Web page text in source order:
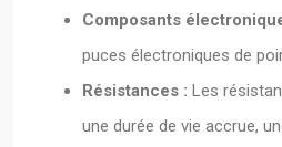
Composants
puces électroniques de
Résistances : Les
une durée de vie accrue,